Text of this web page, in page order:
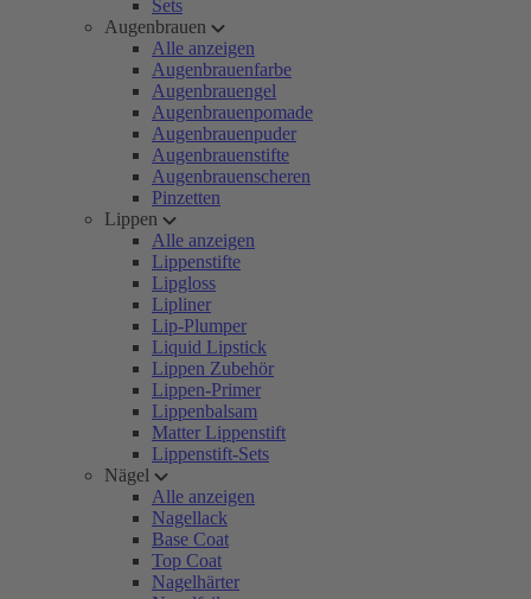
Sets
Augenbrauen
Alle anzeigen
Augenbrauenfarbe
Augenbrauengel
Augenbrauenpomade
Augenbrauenpuder
Augenbrauenstifte
Augenbrauenscheren
Pinzetten
Lippen
Alle anzeigen
Lippenstifte
Lipgloss
Lipliner
Lip-Plumper
Liquid Lipstick
Lippen Zubehör
Lippen-Primer
Lippenbalsam
Matter Lippenstift
Lippenstift-Sets
Nägel
Alle anzeigen
Nagellack
Base Coat
Top Coat
Nagelhärter